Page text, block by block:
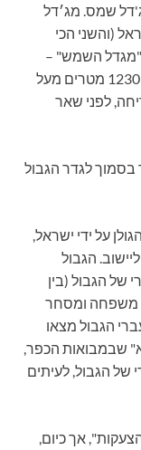
שמס. מג׳דל
(והשני הכי
"מגדל השמש" –
מכיוון שבשל גובהו של היישוב (בין 1120 – 1230 מטרים מעל
לפני שאר
לגדר הגבול
על ידי ישראל,
הגבול
של הגבול (בין
משפחה ומסחר
הגבול מצאו
שבמבואות הכפר,
של הגבול, לעיתים
אך כיום,